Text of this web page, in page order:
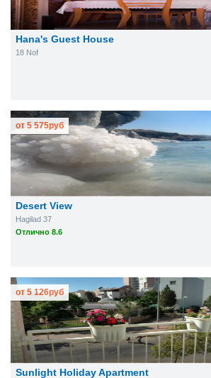
Hana's Guest House
18 Nof
Desert View
Hagilad 37
Отлично 8.6
от 5 575руб
Sunlight Holiday Apartment
от 5 126руб